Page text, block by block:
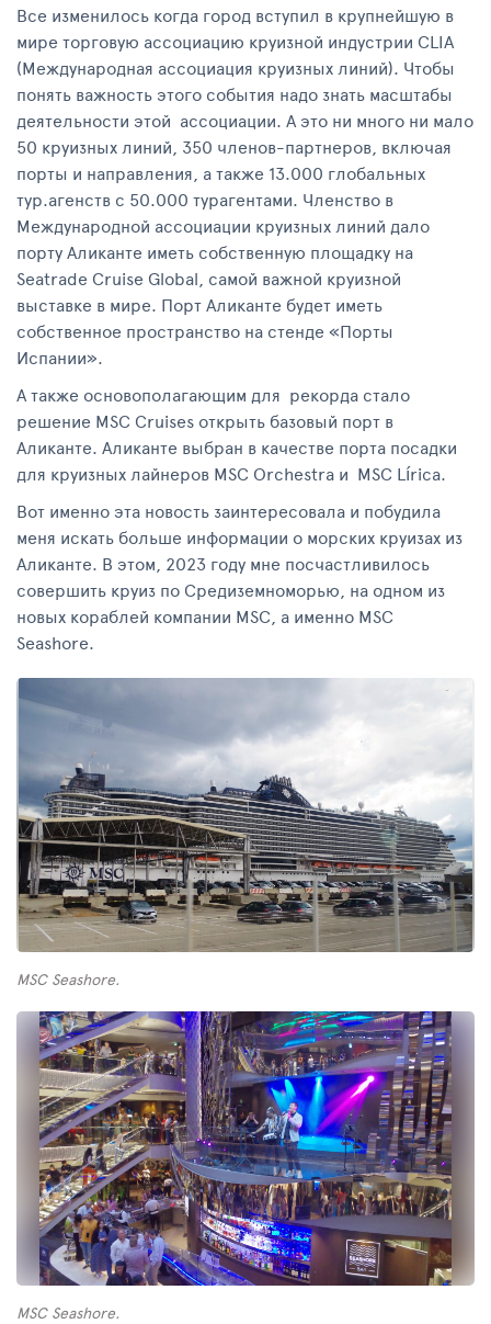
Все изменилось когда город вступил в крупнейшую в
мире торговую ассоциацию круизной индустрии CLIA
(Международная ассоциация круизных линий). Чтобы
понять важность этого события надо знать масштабы
деятельности этой ассоциации. А это ни много ни мало
50 круизных линий, 350 членов-партнеров, включая
порты и направления, а также 13.000 глобальных
тур.агенств с 50.000 турагентами. Членство в
Международной ассоциации круизных линий дало
порту Аликанте иметь собственную площадку на
Seatrade Cruise Global, самой важной круизной
выставке в мире. Порт Аликанте будет иметь
собственное пространство на стенде «Порты
Испании».
А также oсновополагающим для рекорда стало
решение MSC Cruises открыть базовый порт в
Аликанте. Аликанте выбран в качестве порта посадки
для круизных лайнеров MSC Orchestra и MSC Lírica.
Вот именно эта новость заинтересовала и побудила
меня искать больше информации о морских круизах из
Аликанте. В этом, 2023 году мне посчастливилось
совершить круиз по Средиземноморью, на одном из
новых кораблей компании MSC, а именно MSC
Seashore.
MSC Seashore.
MSC Seashore.